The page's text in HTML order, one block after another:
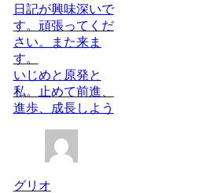
日記が興味深いで
す。頑張ってくだ
さい。また来ま
す。
いじめと原発と
私。止めて前進、
進歩、成長しよう
グリオ